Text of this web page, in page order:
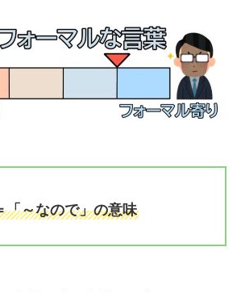
「～なので」の意味